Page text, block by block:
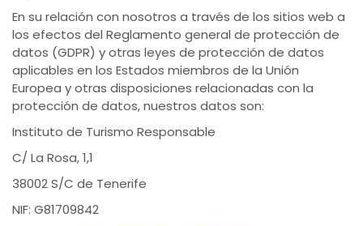
En su relación con nosotros a través de los sitios web a
los efectos del Reglamento general de protección de
datos (GDPR) y otras leyes de protección de datos
aplicables en los Estados miembros de la Unión
Europea y otras disposiciones relacionadas con la
protección de datos, nuestros datos son:
Instituto de Turismo Responsable
C/ La Rosa, 1,1
38002 S/C de Tenerife
NIF: G81709842